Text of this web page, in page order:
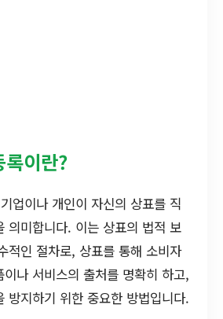
록이란?
업이나 개인이 자신의 상표를 직
의미합니다. 이는 상표의 법적 보
적인 절차로, 상표를 통해 소비자
나 서비스의 출처를 명확히 하고,
방지하기 위한 중요한 방법입니다.